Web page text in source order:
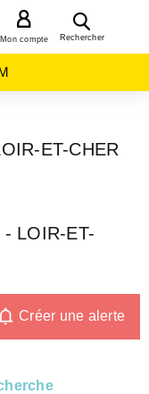
Rechercher
Mon compte
ET-CHER
LOIR-ET-
Créer une alerte